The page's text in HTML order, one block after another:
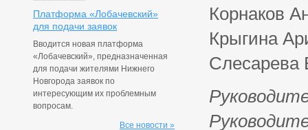
Платформа «Лобачевский»
для подачи заявок
Вводится новая платформа
«Лобачевский», предназначенная
для подачи жителями Нижнего
Новгорода заявок по
интересующим их проблемным
вопросам.
Все новости »
Корнаков
Крыгина
Слесарева